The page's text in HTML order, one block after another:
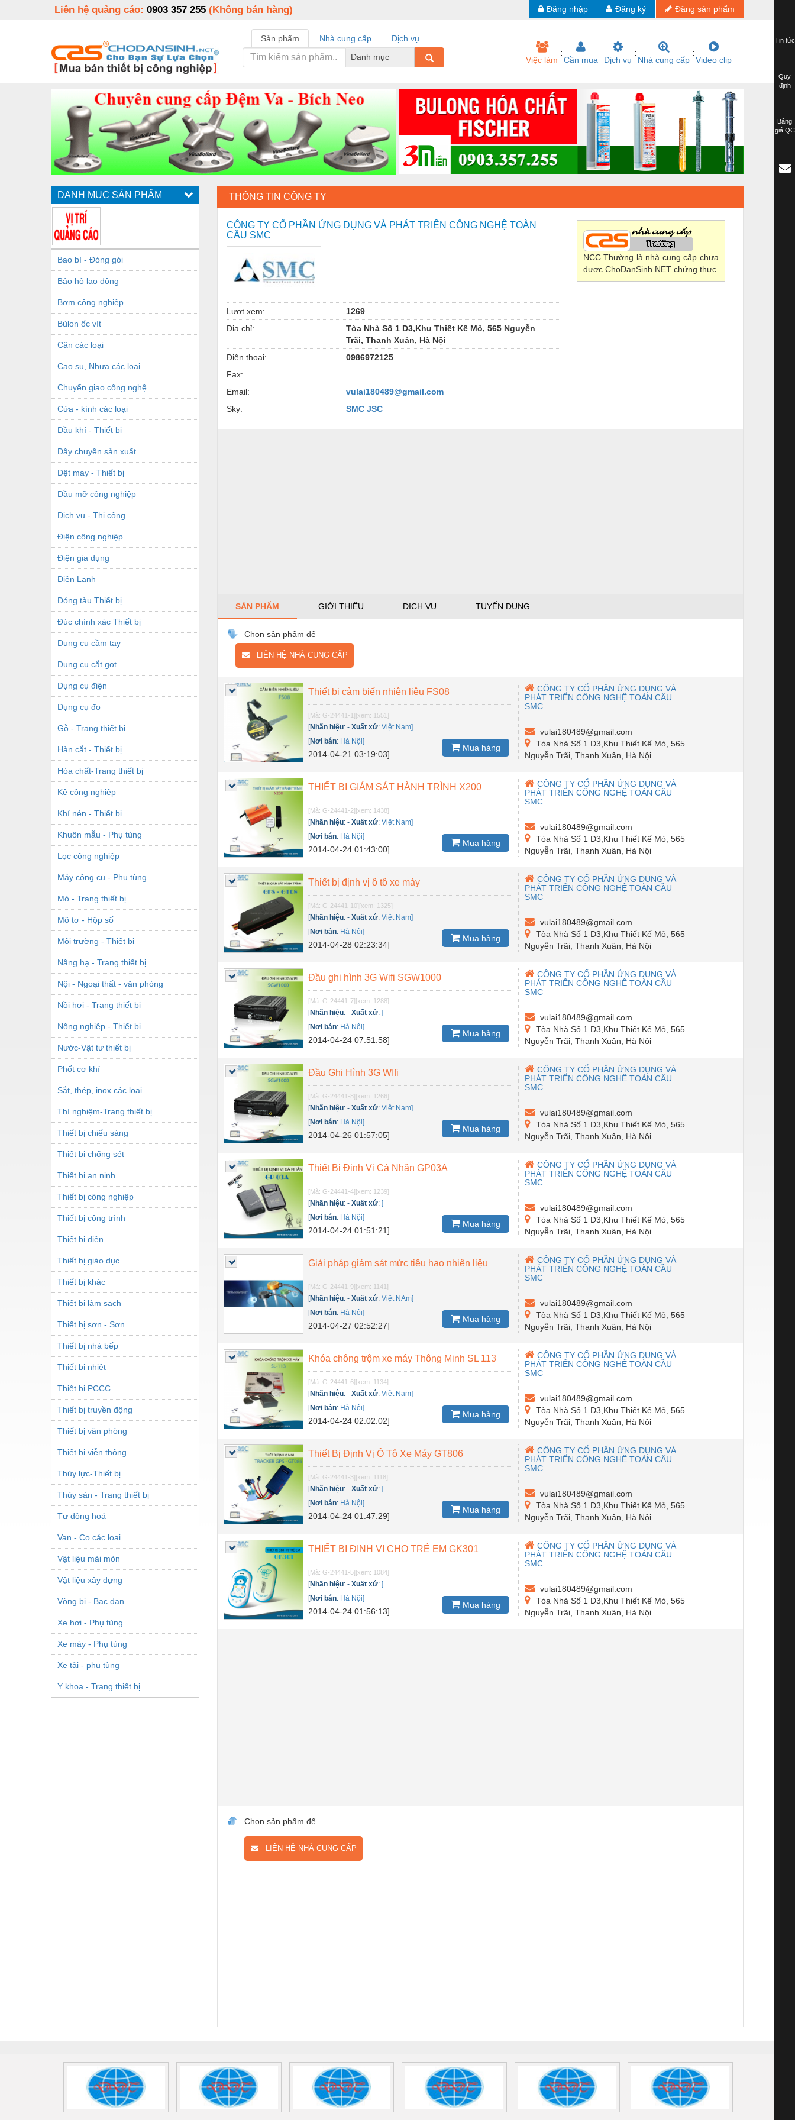
Liên hệ quảng cáo: 0903 357 255 (Không bán hàng) Đăng sản phẩm
Đăng ký
Đăng nhập
Sản phẩm Nhà cung cấp
Dịch vụ
Danh mục
Việc làm Cần mua Dịch vụ Nhà cung cấp Video clip
DANH MỤC SẢN PHẨM
Bao bì - Đóng gói
Bảo hộ lao động
Bơm công nghiệp
Bùlon ốc vít
Cân các loại
Cao su, Nhựa các loại
Chuyển giao công nghệ
Cửa - kính các loại
Dầu khí - Thiết bị
Dây chuyền sản xuất
Dệt may - Thiết bị
Dầu mỡ công nghiệp
Dịch vụ - Thi công
Điện công nghiệp
Điện gia dụng
Điện Lạnh
Đóng tàu Thiết bị
Đúc chính xác Thiết bị
Dụng cụ cầm tay
Dụng cụ cắt gọt
Dụng cụ điện
Dụng cụ đo
Gỗ - Trang thiết bị
Hàn cắt - Thiết bị
Hóa chất-Trang thiết bị
Kệ công nghiệp
Khí nén - Thiết bị
Khuôn mẫu - Phụ tùng
Lọc công nghiệp
Máy công cụ - Phụ tùng
Mỏ - Trang thiết bị
Mô tơ - Hộp số
Môi trường - Thiết bị
Nâng hạ - Trang thiết bị
Nội - Ngoại thất - văn phòng
Nồi hơi - Trang thiết bị
Nông nghiệp - Thiết bị
Nước-Vật tư thiết bị
Phốt cơ khí
Sắt, thép, inox các loại
Thí nghiệm-Trang thiết bị
Thiết bị chiếu sáng
Thiết bị chống sét
Thiết bị an ninh
Thiết bị công nghiệp
Thiết bị công trình
Thiết bị điện
Thiết bị giáo dục
Thiết bị khác
Thiết bị làm sạch
Thiết bị sơn - Sơn
Thiết bị nhà bếp
Thiết bị nhiệt
Thiêt bị PCCC
Thiết bị truyền động
Thiết bị văn phòng
Thiết bị viễn thông
Thủy lực-Thiết bị
Thủy sản - Trang thiết bị
Tự động hoá
Van - Co các loại
Vật liệu mài mòn
Vật liệu xây dựng
Vòng bi - Bạc đạn
Xe hơi - Phụ tùng
Xe máy - Phụ tùng
Xe tải - phụ tùng
Y khoa - Trang thiết bị
THÔNG TIN CÔNG TY
CÔNG TY CỔ PHẦN ỨNG DỤNG VÀ PHÁT TRIỂN CÔNG NGHỆ TOÀN
CẦU SMC
Lượt xem:
1269
Địa chỉ:
Tòa Nhà Số 1 D3,Khu Thiết Kế Mỏ, 565 Nguyễn
Trãi, Thanh Xuân, Hà Nội
Điện thoại:
0986972125
Fax:
Email:
vulai180489@gmail.com
Sky:
SMC JSC
NCC Thường là nhà cung cấp chưa
được ChoDanSinh.NET chứng thực.
SẢN PHẨM GIỚI THIỆU DỊCH VỤ TUYỂN DỤNG
Chọn sản phẩm để
LIÊN HỆ NHÀ CUNG CẤP
Thiết bị cảm biến nhiên liệu FS08
[Mã: G-24441-1][xem: 1551]
[Nhãn hiệu:-Xuất xứ:Việt Nam]
[Nơi bán: Hà Nội]
2014-04-21 03:19:03]
Mua hàng
CÔNG TY CỔ PHẦN ỨNG DỤNG VÀ
PHÁT TRIỂN CÔNG NGHỆ TOÀN CẦU
SMC
vulai180489@gmail.com
Tòa Nhà Số 1 D3,Khu Thiết Kế Mỏ, 565
Nguyễn Trãi, Thanh Xuân, Hà Nội
THIẾT BỊ GIÁM SÁT HÀNH TRÌNH X200
[Mã: G-24441-2][xem: 1438]
[Nhãn hiệu:-Xuất xứ:Việt Nam]
[Nơi bán: Hà Nội]
2014-04-24 01:43:00]
Mua hàng
CÔNG TY CỔ PHẦN ỨNG DỤNG VÀ
PHÁT TRIỂN CÔNG NGHỆ TOÀN CẦU
SMC
vulai180489@gmail.com
Tòa Nhà Số 1 D3,Khu Thiết Kế Mỏ, 565
Nguyễn Trãi, Thanh Xuân, Hà Nội
Thiết bị định vị ô tô xe máy
[Mã: G-24441-10][xem: 1325]
[Nhãn hiệu:-Xuất xứ:Việt Nam]
[Nơi bán: Hà Nội]
2014-04-28 02:23:34]
Mua hàng
CÔNG TY CỔ PHẦN ỨNG DỤNG VÀ
PHÁT TRIỂN CÔNG NGHỆ TOÀN CẦU
SMC
vulai180489@gmail.com
Tòa Nhà Số 1 D3,Khu Thiết Kế Mỏ, 565
Nguyễn Trãi, Thanh Xuân, Hà Nội
Đầu ghi hình 3G Wifi SGW1000
[Mã: G-24441-7][xem: 1288]
[Nhãn hiệu:-Xuất xứ:]
[Nơi bán: Hà Nội]
2014-04-24 07:51:58]
Mua hàng
CÔNG TY CỔ PHẦN ỨNG DỤNG VÀ
PHÁT TRIỂN CÔNG NGHỆ TOÀN CẦU
SMC
vulai180489@gmail.com
Tòa Nhà Số 1 D3,Khu Thiết Kế Mỏ, 565
Nguyễn Trãi, Thanh Xuân, Hà Nội
Đầu Ghi Hình 3G WIfi
[Mã: G-24441-8][xem: 1266]
[Nhãn hiệu:-Xuất xứ:Việt Nam]
[Nơi bán: Hà Nội]
2014-04-26 01:57:05]
Mua hàng
CÔNG TY CỔ PHẦN ỨNG DỤNG VÀ
PHÁT TRIỂN CÔNG NGHỆ TOÀN CẦU
SMC
vulai180489@gmail.com
Tòa Nhà Số 1 D3,Khu Thiết Kế Mỏ, 565
Nguyễn Trãi, Thanh Xuân, Hà Nội
Thiết Bị Định Vị Cá Nhân GP03A
[Mã: G-24441-4][xem: 1239]
[Nhãn hiệu:-Xuất xứ:]
[Nơi bán: Hà Nội]
2014-04-24 01:51:21]
Mua hàng
CÔNG TY CỔ PHẦN ỨNG DỤNG VÀ
PHÁT TRIỂN CÔNG NGHỆ TOÀN CẦU
SMC
vulai180489@gmail.com
Tòa Nhà Số 1 D3,Khu Thiết Kế Mỏ, 565
Nguyễn Trãi, Thanh Xuân, Hà Nội
Giải pháp giám sát mức tiêu hao nhiên liệu
[Mã: G-24441-9][xem: 1141]
[Nhãn hiệu:-Xuất xứ:Việt NAm]
[Nơi bán: Hà Nội]
2014-04-27 02:52:27]
Mua hàng
CÔNG TY CỔ PHẦN ỨNG DỤNG VÀ
PHÁT TRIỂN CÔNG NGHỆ TOÀN CẦU
SMC
vulai180489@gmail.com
Tòa Nhà Số 1 D3,Khu Thiết Kế Mỏ, 565
Nguyễn Trãi, Thanh Xuân, Hà Nội
Khóa chông trộm xe máy Thông Minh SL 113
[Mã: G-24441-6][xem: 1134]
[Nhãn hiệu:-Xuất xứ:Việt Nam]
[Nơi bán: Hà Nội]
2014-04-24 02:02:02]
Mua hàng
CÔNG TY CỔ PHẦN ỨNG DỤNG VÀ
PHÁT TRIỂN CÔNG NGHỆ TOÀN CẦU
SMC
vulai180489@gmail.com
Tòa Nhà Số 1 D3,Khu Thiết Kế Mỏ, 565
Nguyễn Trãi, Thanh Xuân, Hà Nội
Thiết Bị Định Vị Ô Tô Xe Máy GT806
[Mã: G-24441-3][xem: 1118]
[Nhãn hiệu:-Xuất xứ:]
[Nơi bán: Hà Nội]
2014-04-24 01:47:29]
Mua hàng
CÔNG TY CỔ PHẦN ỨNG DỤNG VÀ
PHÁT TRIỂN CÔNG NGHỆ TOÀN CẦU
SMC
vulai180489@gmail.com
Tòa Nhà Số 1 D3,Khu Thiết Kế Mỏ, 565
Nguyễn Trãi, Thanh Xuân, Hà Nội
THIẾT BỊ ĐỊNH VỊ CHO TRẺ EM GK301
[Mã: G-24441-5][xem: 1084]
[Nhãn hiệu:-Xuất xứ:]
[Nơi bán: Hà Nội]
2014-04-24 01:56:13]
Mua hàng
CÔNG TY CỔ PHẦN ỨNG DỤNG VÀ
PHÁT TRIỂN CÔNG NGHỆ TOÀN CẦU
SMC
vulai180489@gmail.com
Tòa Nhà Số 1 D3,Khu Thiết Kế Mỏ, 565
Nguyễn Trãi, Thanh Xuân, Hà Nội
Chọn sản phẩm để
LIÊN HỆ NHÀ CUNG CẤP
Tin tức
Quy
định
Bảng
giá QC